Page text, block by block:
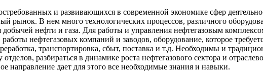
и развивающихся в современной экономике сфер
рынок. В нем много технологических процессов, различного
нефти и газа. Для работы и управления нефтегазовым
нефтегазовых компаний и заводов, оборудование, которое
транспортировка, сбыт, поставка и т.д. Необходимы и
разбираться в динамике роста нефтегазового сектора и
направление дает для этого все необходимые знания и навыки.